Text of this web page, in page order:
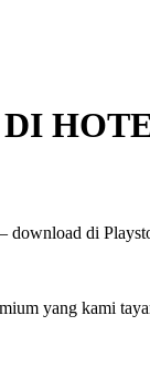
download di
yang kami